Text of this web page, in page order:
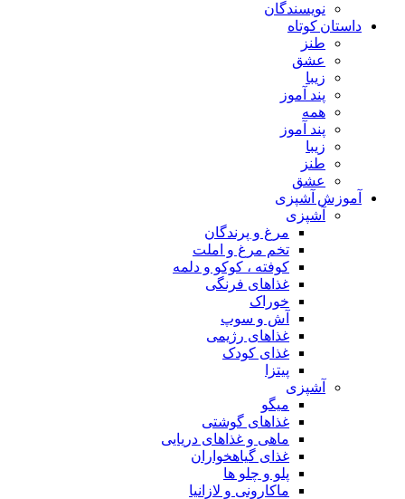
نویسندگان
داستان کوتاه
طنز
عشق
زیبا
پند آموز
همه
پند آموز
زیبا
طنز
عشق
آموزش آشپزی
آشپزی
مرغ و پرندگان
تخم مرغ و املت
کوفته ، کوکو و دلمه
غذاهای فرنگی
خوراک
آش و سوپ
غذاهای رژیمی
غذای کودک
پیتزا
آشپزی
میگو
غذاهای گوشتی
ماهی و غذاهای دریایی
غذای گیاهخواران
پلو و چلو ها
ماکارونی و لازانیا